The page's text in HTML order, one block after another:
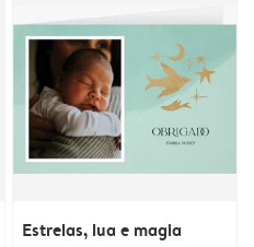
Estrelas, lua e magia